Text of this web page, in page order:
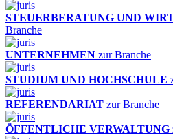
STEUERBERATUNG UND
Branche
UNTERNEHMEN zur Branche
STUDIUM UND HOCHSCHULE
REFERENDARIAT zur Branche
ÖFFENTLICHE VERWALTUNG